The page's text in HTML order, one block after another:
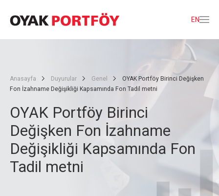
EN
Anasayfa Duyurular Genel
OYAK Portföy Birinci Değişken
Fon İzahname Değişikliği Kapsamında Fon Tadil metni
OYAK Portföy Birinci
Değişken Fon İzahname
Değişikliği Kapsamında Fon
Tadil metni